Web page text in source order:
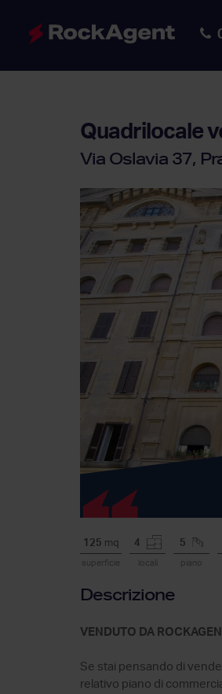
Quadrilocale
Via Oslavia 37,
125 mq
superficie
4
locali
5
piano
Descrizione
VENDUTO DA
Se stai pensando di
relativo piano di